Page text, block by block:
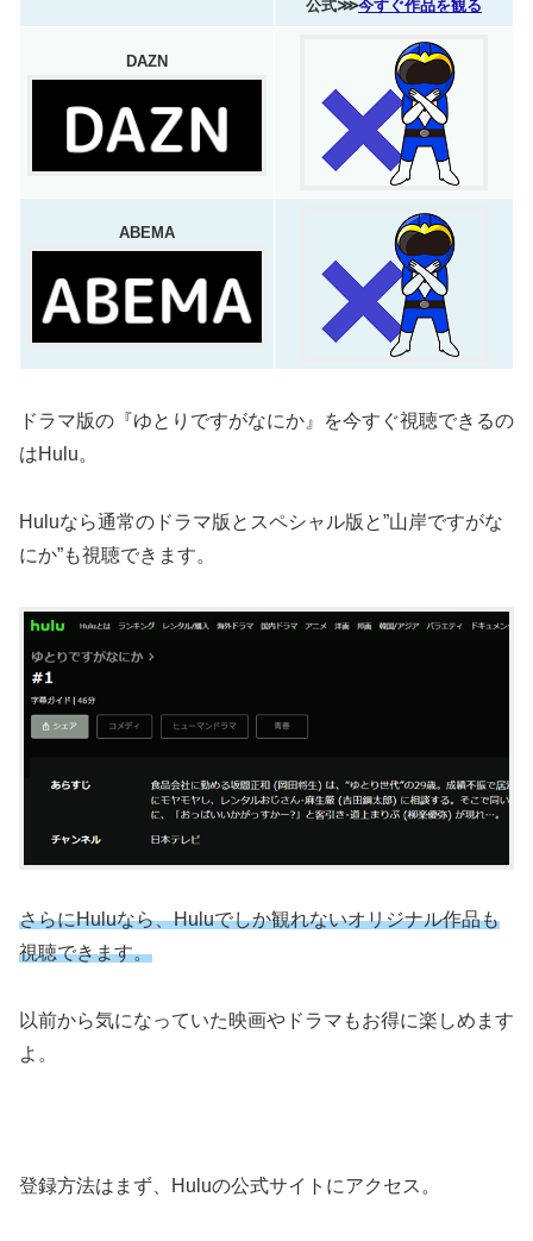
公式⋙今すぐ作品を観る
DAZN
ABEMA
ドラマ版の『ゆとりですがなにか』を今すぐ視聴できるの
はHulu。
Huluなら通常のドラマ版とスペシャル版と”山岸ですがな
にか”も視聴できます。
さらにHuluなら、Huluでしか観れないオリジナル作品も
視聴できます。
以前から気になっていた映画やドラマもお得に楽しめます
よ。
登録方法はまず、Huluの公式サイトにアクセス。